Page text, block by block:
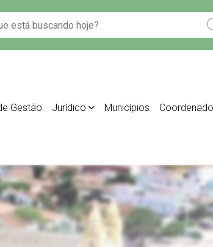
Gestão Jurídico Municípios